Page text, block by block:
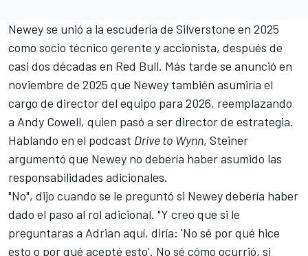
Newey se unió a la escudería de Silverstone en 2025
como socio técnico gerente y accionista, después de
casi dos décadas en Red Bull. Más tarde se anunció en
noviembre de 2025 que Newey también asumiría el
cargo de director del equipo para 2026, reemplazando
a Andy Cowell, quien pasó a ser director de estrategia.
Hablando en el podcast Drive to Wynn, Steiner
argumentó que Newey no debería haber asumido las
responsabilidades adicionales.
"No", dijo cuando se le preguntó si Newey debería haber
dado el paso al rol adicional. "Y creo que si le
preguntaras a Adrian aquí, diría: 'No sé por qué hice
esto o por qué acepté esto'. No sé cómo ocurrió, si